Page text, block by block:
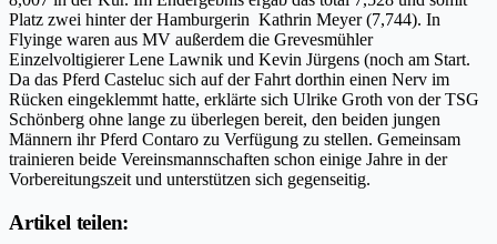
Platz zwei hinter der Hamburgerin Kathrin Meyer (7,744). In
Flyinge waren aus MV außerdem die Grevesmühler
Einzelvoltigierer Lene Lawnik und Kevin Jürgens (noch am Start.
Da das Pferd Casteluc sich auf der Fahrt dorthin einen Nerv im
Rücken eingeklemmt hatte, erklärte sich Ulrike Groth von der TSG
Schönberg ohne lange zu überlegen bereit, den beiden jungen
Männern ihr Pferd Contaro zu Verfügung zu stellen. Gemeinsam
trainieren beide Vereinsmannschaften schon einige Jahre in der
Vorbereitungszeit und unterstützen sich gegenseitig.
Artikel teilen: